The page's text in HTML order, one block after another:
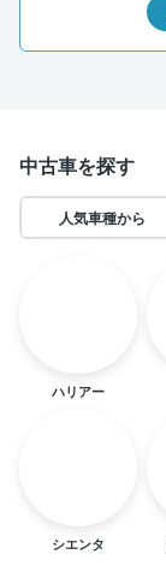
中古車を探す
人気車種から
ハリアー
シエンタ